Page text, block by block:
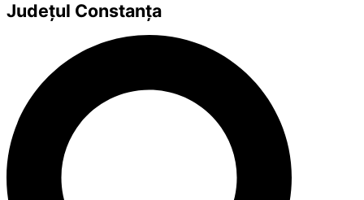
Județul Constanța